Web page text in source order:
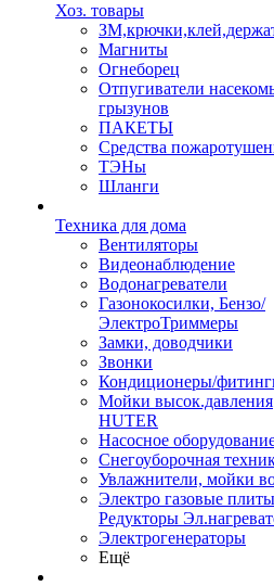
Хоз. товары
Магниты
Огнеборец
Отпугиватели
грызунов
ПАКЕТЫ
Средства
ТЭНы
Шланги
Техника для дома
Вентиляторы
Видеонаблюдение
Водонагреватели
Газонокосилки, Бензо/
ЭлектроТриммеры
Замки, доводчики
Звонки
Кондиционеры/
Мойки высок.давления
HUTER
Насосное
Снегоуборочная
Увлажнители, мойки
Электро газовые плиты
Редукторы
Электрогенераторы
Ещё